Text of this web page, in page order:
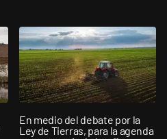
En medio del debate por la
Ley de Tierras, para la agenda